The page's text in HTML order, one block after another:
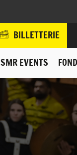
SMR EVENTS
BILLETTERIE